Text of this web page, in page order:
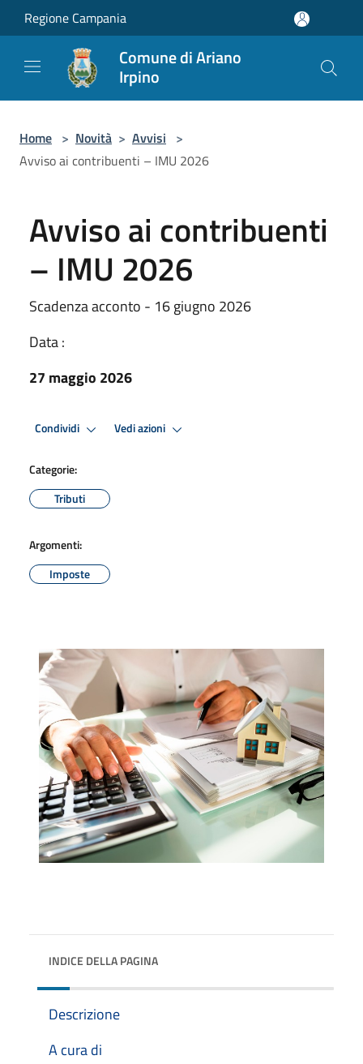
Salta al contenuto principale
Regione Campania
Comune di Ariano
Irpino
Home > Novità > Avvisi >
Avviso ai contribuenti – IMU 2026
Avviso ai contribuenti
– IMU 2026
Scadenza acconto - 16 giugno 2026
Data :
27 maggio 2026
Condividi Vedi azioni
Categorie:
Tributi
Argomenti:
Imposte
INDICE DELLA PAGINA
Descrizione
A cura di